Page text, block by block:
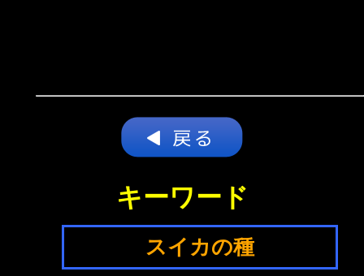
キーワード
スイカの種